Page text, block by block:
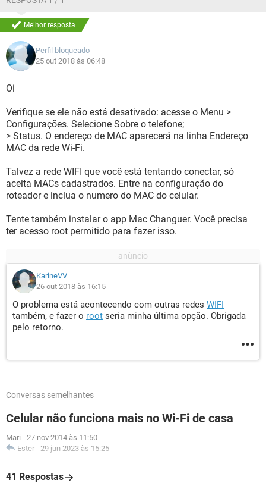
Melhor resposta
Perfil bloqueado
25 out 2018 às 06:48
Oi
Verifique se ele não está desativado: acesse o Menu >
Configurações. Selecione Sobre o telefone;
> Status. O endereço de MAC aparecerá na linha Endereço
MAC da rede Wi-Fi.
Talvez a rede WIFI que você está tentando conectar, só
aceita MACs cadastrados. Entre na configuração do
roteador e inclua o numero do MAC do celular.
Tente também instalar o app Mac Changuer. Você precisa
ter acesso root permitido para fazer isso.
KarineVV
26 out 2018 às 16:15
O problema está acontecendo com outras redes WIFI
também, e fazer o root seria minha última opção. Obrigada
pelo retorno.
Conversas semelhantes
Celular não funciona mais no Wi-Fi de casa
Mari - 27 nov 2014 às 11:50
Ester - 29 jun 2023 às 15:25
41 Respostas